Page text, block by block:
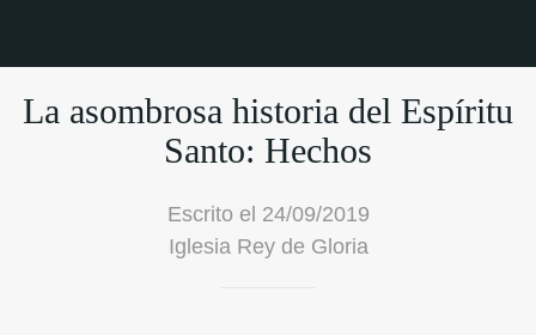
La asombrosa historia del Espíritu
Santo: Hechos
Escrito el 24/09/2019
Iglesia Rey de Gloria